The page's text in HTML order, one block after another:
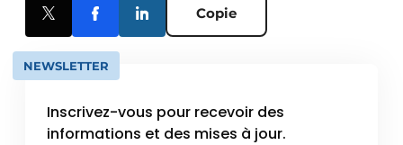
Copie
NEWSLETTER
Inscrivez-vous pour recevoir des
informations et des mises à jour.